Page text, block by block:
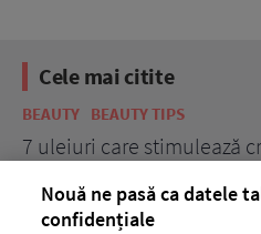
Cele mai citite
BEAUTY BEAUTY TIPS
7 uleiuri care stimulează
Nouă ne pasă ca datele
confidențiale